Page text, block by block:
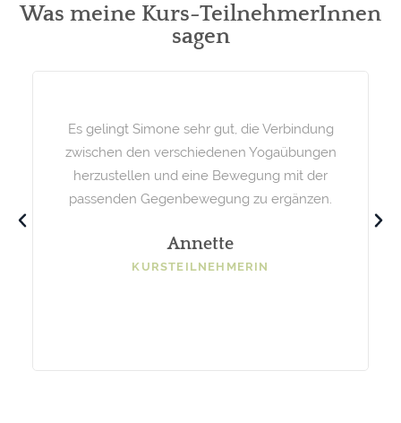
Was meine Kurs-TeilnehmerInnen
sagen
Es gelingt Simone sehr gut, die Verbindung
zwischen den verschiedenen Yogaübungen
herzustellen und eine Bewegung mit der
passenden Gegenbewegung zu ergänzen.
Annette
KURSTEILNEHMERIN